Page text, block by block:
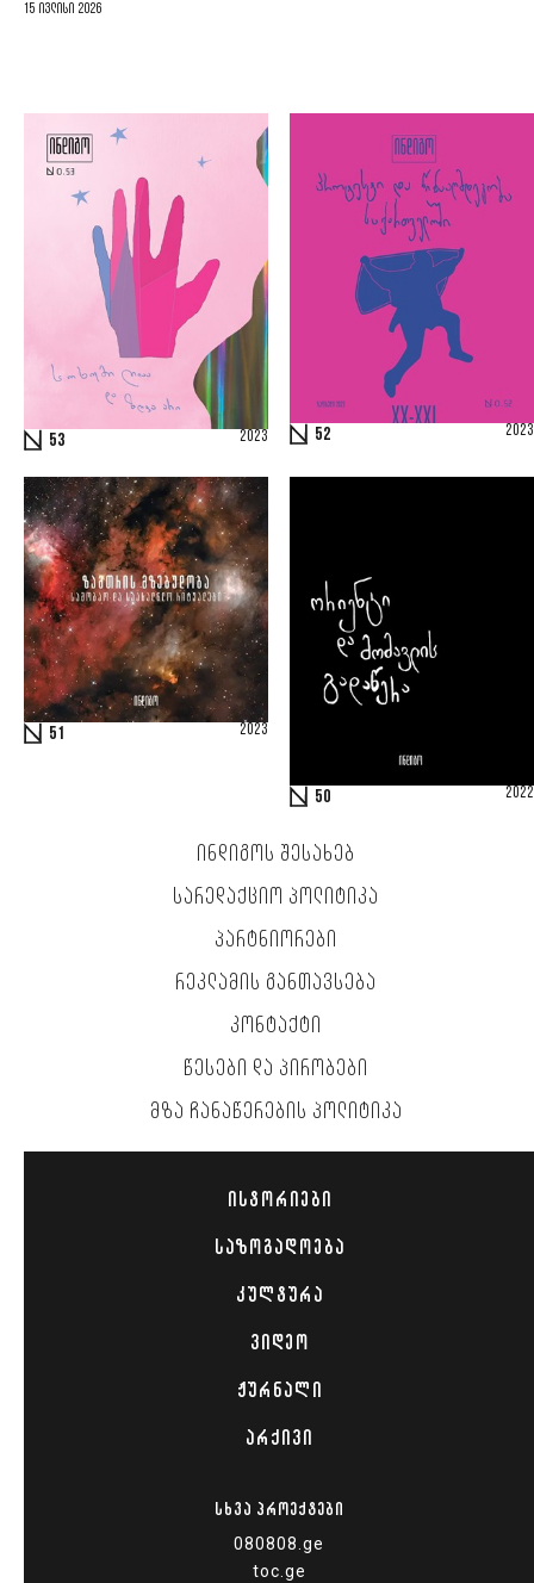
15 ივლისი 2026
53 2023 52 2023
51 2023
50 2022
ᲘᲜᲓᲘᲒᲝᲡ ᲨᲔᲡᲐᲮᲔᲑ
ᲡᲐᲠᲔᲓᲐᲥᲪᲘᲝ ᲞᲝᲚᲘᲢᲘᲙᲐ
ᲞᲐᲠᲢᲜᲘᲝᲠᲔᲑᲘ
ᲠᲔᲙᲚᲐᲛᲘᲡ ᲒᲐᲜᲗᲐᲕᲡᲔᲑᲐ
ᲙᲝᲜᲢᲐᲥᲢᲘ
ᲬᲔᲡᲔᲑᲘ ᲓᲐ ᲞᲘᲠᲝᲑᲔᲑᲘ
ᲛᲖᲐ ᲩᲐᲜᲐᲬᲔᲠᲔᲑᲘᲡ ᲞᲝᲚᲘᲢᲘᲙᲐ
ᲘᲡᲢᲝᲠᲘᲔᲑᲘ
ᲡᲐᲖᲝᲒᲐᲓᲝᲔᲑᲐ
ᲙᲣᲚᲢᲣᲠᲐ
ᲕᲘᲓᲔᲝ
ᲟᲣᲠᲜᲐᲚᲘ
ᲐᲠᲥᲘᲕᲘ
ᲡᲮᲕᲐ ᲞᲠᲝᲔᲥᲢᲔᲑᲘ
080808.ge
toc.ge